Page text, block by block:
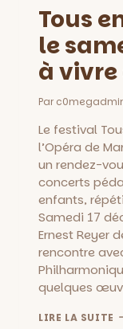
Tous
le
à
Par
Le festival
l’Opéra de
un rendez-
concerts
enfants,
Samedi 17
Ernest Reyer
rencontre
quelques
LIRE LA SUITE